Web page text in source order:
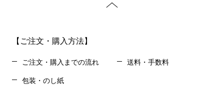
【ご注文・購入方法】
ご注文・購入までの流れ 送料・手数料
包装・のし紙